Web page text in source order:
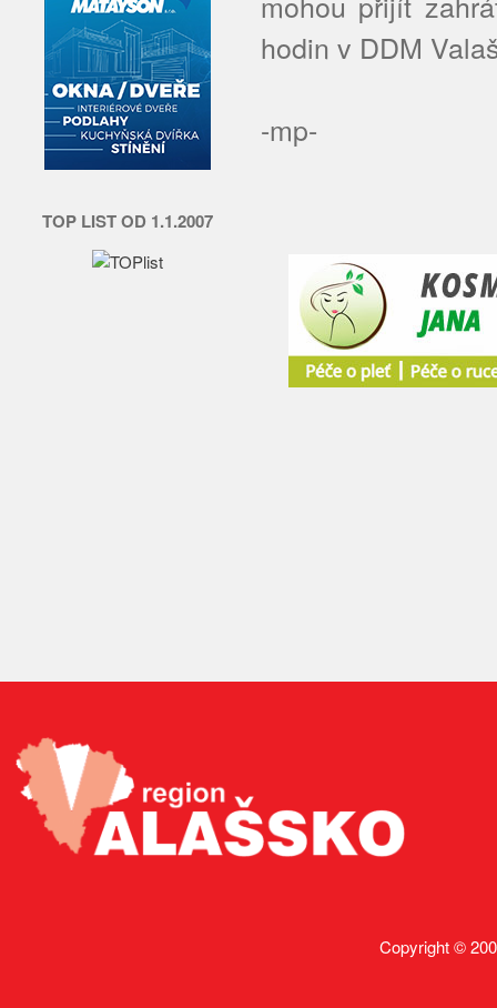
TOP LIST OD 1.1.2007
hodin v DDM
-mp-
Copyright ©